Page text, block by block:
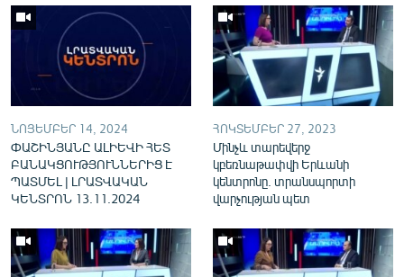
English
Русский
ՀԵՏԵՎԵՔ ՄԵԶ
ՆՈՅԵՄԲԵՐ 14, 2024
ՓԱՇԻՆՅԱՆԸ ԱԼԻԵՎԻ ՀԵՏ
ԲԱՆԱԿՑՈՒԹՅՈՒՆՆԵՐԻՑ Է
ՊԱՏՄԵԼ | ԼՐԱՏՎԱԿԱՆ
ԿԵՆՏՐՈՆ 13.11.2024
ՀՈԿՏԵՄԲԵՐ 27, 2023
Մինչև տարեվերջ
կբեռնաթափվի Երևանի
կենտրոնը. տրանսպորտի
վարչության պետ